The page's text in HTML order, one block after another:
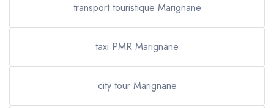
transport touristique Marignane
taxi PMR Marignane
city tour Marignane